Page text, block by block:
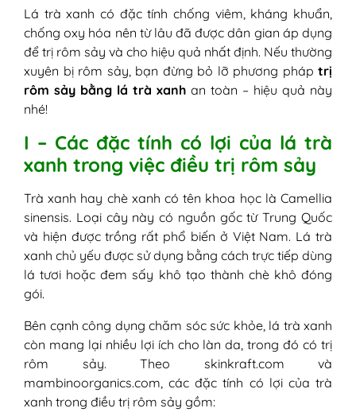
1. Theo Đông y
2. Theo Y học hiện đại
III - 10 cách dùng lá trà xanh trị rôm sảy
hiệu quả nhất
1. Thoa nước trà xanh nguyên chất
4. Thoa nước lá trà xanh và gừng
5. Tắm nước lá trà xanh nguyên chất
6. Tắm nước lá trà xanh với lá khế
7. Tắm nước lá trà xanh và kinh giới
8. Tắm nước lá trà xanh và tía tô
9. Đắp lá trà xanh
10. Uống trà xanh
IV - Lưu ý khi sử dụng lá trà xanh chữa
2. Đối tượng không nên sử dụng
3. Kiểm tra phản ứng
4. Dùng với liều lượng và tần suất vừa
phải
5. Nấu nước trà xanh bằng nồi đất
Lá trà xanh có đặc tính chống viêm, kháng khuẩn,
chống oxy hóa nên từ lâu đã được dân gian áp dụng
để trị rôm sảy và cho hiệu quả nhất định. Nếu thường
xuyên bị rôm sảy, bạn đừng bỏ lỡ phương pháp trị
rôm sảy bằng lá trà xanh an toàn – hiệu quả này
nhé!
I – Các đặc tính có lợi của lá trà
xanh trong việc điều trị rôm sảy
Trà xanh hay chè xanh có tên khoa học là Camellia
sinensis. Loại cây này có nguồn gốc từ Trung Quốc
và hiện được trồng rất phổ biến ở Việt Nam. Lá trà
xanh chủ yếu được sử dụng bằng cách trực tiếp dùng
lá tươi hoặc đem sấy khô tạo thành chè khô đóng
gói.
Bên cạnh công dụng chăm sóc sức khỏe, lá trà xanh
còn mang lại nhiều lợi ích cho làn da, trong đó có trị
rôm sảy. Theo skinkraft.com và
mambinoorganics.com, các đặc tính có lợi của trà
xanh trong điều trị rôm sảy gồm: